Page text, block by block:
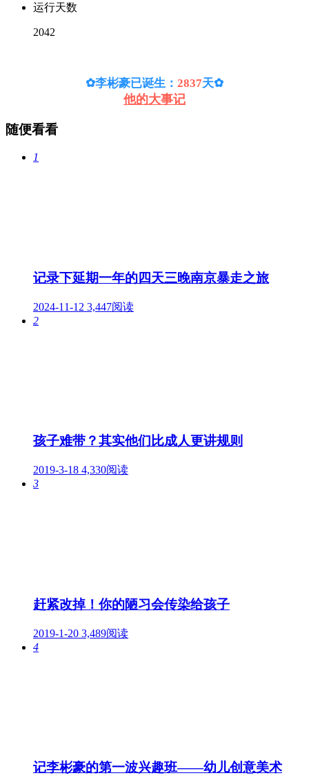
运行天数
2042
✿李彬豪已诞生： 2837天✿
他的大事记
随便看看
1
记录下延期一年的四天三晚南京暴走之旅
2024-11-12 3,447阅读
2
孩子难带？其实他们比成人更讲规则
2019-3-18 4,330阅读
3
赶紧改掉！你的陋习会传染给孩子
2019-1-20 3,489阅读
4
记李彬豪的第一波兴趣班——幼儿创意美术